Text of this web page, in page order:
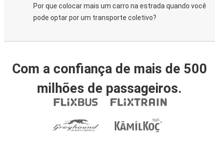
Por que colocar mais um carro na estrada quando você
pode optar por um transporte coletivo?
Com a confiança de mais de 500
milhões de passageiros.